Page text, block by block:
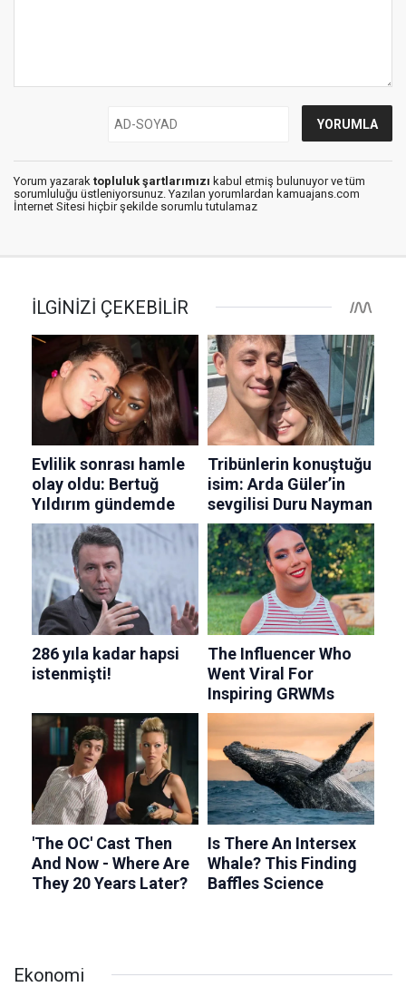
Yorum yazarak topluluk şartlarımızı kabul etmiş bulunuyor ve tüm
sorumluluğu üstleniyorsunuz. Yazılan yorumlardan kamuajans.com
İnternet Sitesi hiçbir şekilde sorumlu tutulamaz
Ekonomi